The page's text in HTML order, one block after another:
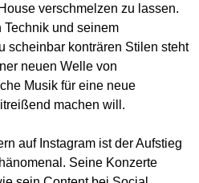
verschmelzen zu lassen.
Technik und seinem
scheinbar konträren Stilen steht
neuen Welle von
Musik für eine neue
machen will.
auf Instagram ist der Aufstieg
Seine Konzerte